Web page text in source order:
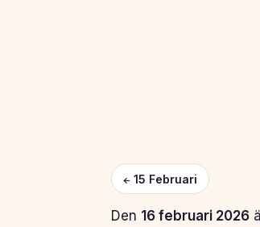
← 15 Februari
Den 16 februari 2026